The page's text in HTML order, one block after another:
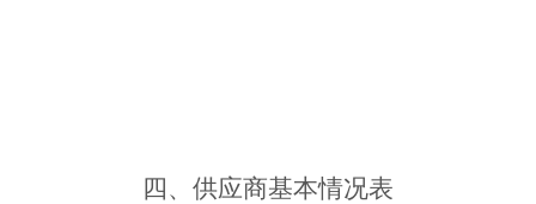
四、 供应商基本情况表